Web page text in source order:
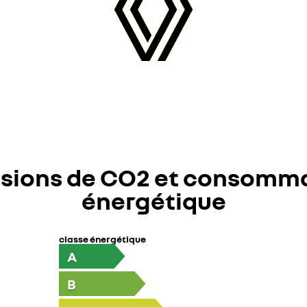
de CO2 et
énergétique
classe énergétique
A
B